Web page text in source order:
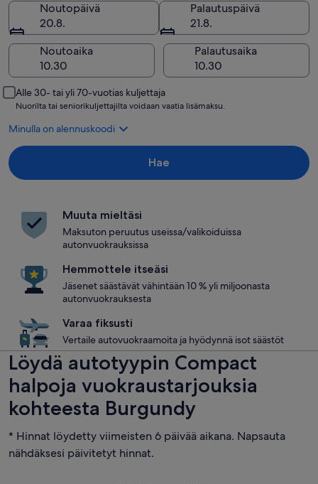
Noutopäivä
20.8.
Palautuspäivä
21.8.
Noutoaika
Palautusaika
Alle 30- tai yli 70-vuotias kuljettaja
Nuorilta tai seniorikuljettajilta voidaan vaatia lisämaksu.
Minulla on alennuskoodi
Hae
Muuta mieltäsi
Maksuton peruutus useissa/valikoiduissa
autonvuokrauksissa
Hemmottele itseäsi
Jäsenet säästävät vähintään 10 % yli miljoonasta
autonvuokrauksesta
Varaa fiksusti
Vertaile autovuokraamoita ja hyödynnä isot säästöt
Löydä autotyypin Compact
halpoja vuokraustarjouksia
kohteesta Burgundy
* Hinnat löydetty viimeisten 6 päivää aikana. Napsauta
nähdäksesi päivitetyt hinnat.